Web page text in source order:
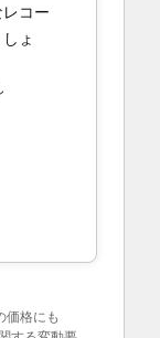
コー
ょ
価格にも